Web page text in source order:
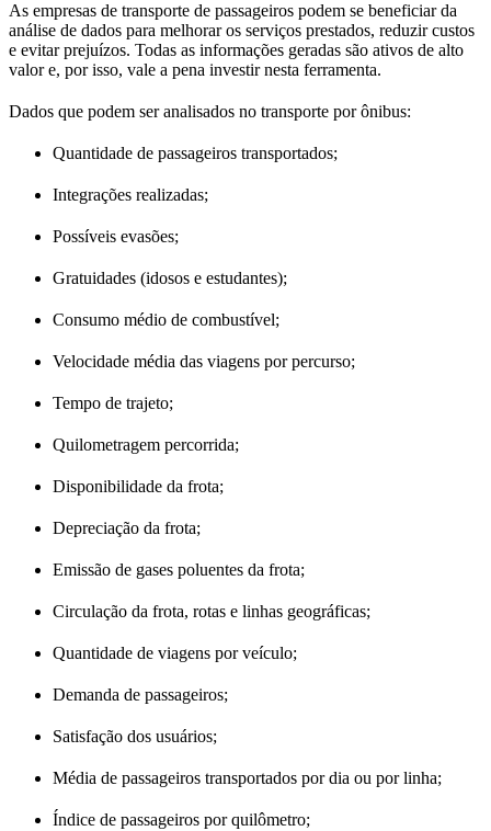
As empresas de transporte de passageiros podem se beneficiar da
análise de dados para melhorar os serviços prestados, reduzir custos
e evitar prejuízos. Todas as informações geradas são ativos de alto
valor e, por isso, vale a pena investir nesta ferramenta.
Dados que podem ser analisados no transporte por ônibus:
Quantidade de passageiros transportados;
Integrações realizadas;
Possíveis evasões;
Gratuidades (idosos e estudantes);
Consumo médio de combustível;
Velocidade média das viagens por percurso;
Tempo de trajeto;
Quilometragem percorrida;
Disponibilidade da frota;
Depreciação da frota;
Emissão de gases poluentes da frota;
Circulação da frota, rotas e linhas geográficas;
Quantidade de viagens por veículo;
Demanda de passageiros;
Satisfação dos usuários;
Média de passageiros transportados por dia ou por linha;
Índice de passageiros por quilômetro;